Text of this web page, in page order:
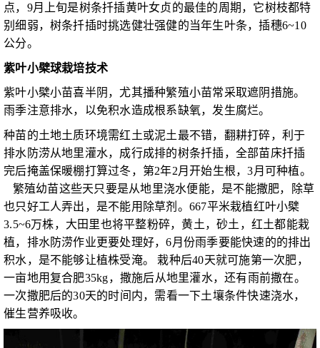
点，9月上旬是树条扦插黄叶女贞的最佳的周期，它树枝都特
别细弱，树条扦插时挑选健壮强健的当年生叶条，插穗6~10
公分。
紫叶小檗球栽培技术
紫叶小檗小苗喜半阴，尤其播种繁殖小苗常采取遮阴措施。
雨季注意排水，以免积水造成根系缺氧，发生腐烂。
种苗的土地土质环境需红土或泥土最不错，翻耕打碎，利于
排水防涝从地里灌水，成行成排的树条扦插，全部苗床扦插
完后掩盖保暖棚打算过冬，第2年2月开始生根，3月可种植。
繁殖幼苗这些天只要是从地里浇水便能，是不能撒肥，除草
也只好工人弄出，是不能用除草剂。667平米栽植红叶小檗
3.5~6万株，大田里也将平整粉碎，黄土，砂土，红土都能栽
植，排水防涝作业更要处理好，6月份雨季要能快速的的排出
积水，是不能够让植株受淹。 栽种后40天就可施第一次肥，
一亩地用复合肥35kg，撒施后从地里灌水，还有雨前撒在。
一次撒肥后的30天的时间内，需看一下土壤条件快速浇水，
催生营养吸收。